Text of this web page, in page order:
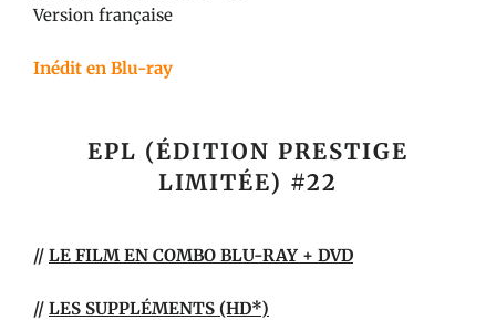
Version française
Inédit en Blu-ray
EPL (ÉDITION PRESTIGE
LIMITÉE) #22
// LE FILM EN COMBO BLU-RAY + DVD
// LES SUPPLÉMENTS (HD*)